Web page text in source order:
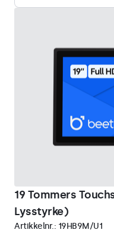
19 Tommers
Lysstyrke)
Artikkelnr.: 19HB9M/U1